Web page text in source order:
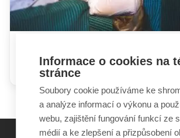
ublížit i prospět
Informace o cookies na
stránce
Soubory cookie používáme ke
a analýze informací o výkonu a
webu, zajištění fungování funkcí ze
médií a ke zlepšení a přizpůsobení